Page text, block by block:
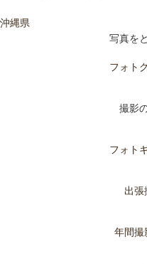
沖縄県
写真を
フォト
撮影
フォト
出張
年間撮